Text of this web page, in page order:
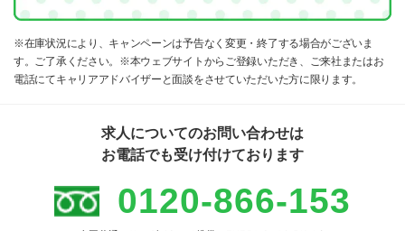
※在庫状況により、キャンペーンは予告なく変更・終了する場合がございま
す。ご了承ください。※本ウェブサイトからご登録いただき、ご来社またはお
電話にてキャリアアドバイザーと面談をさせていただいた方に限ります。
求人についてのお問い合わせは
お電話でも受け付けております
0120-866-153